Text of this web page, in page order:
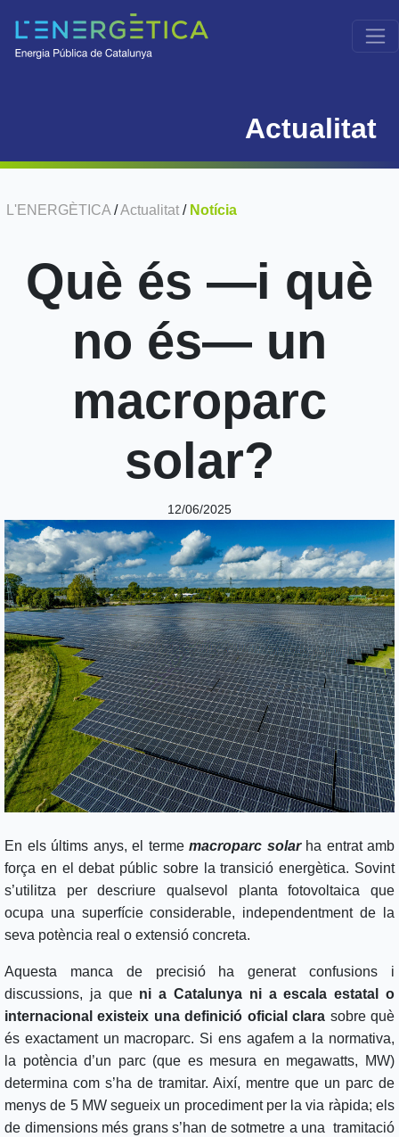
Actualitat
L'ENERGÈTICA /Actualitat / Notícia
Què és —i què
no és— un
macroparc
solar?
12/06/2025
En els últims anys, el terme macroparc solarha entrat amb
força en el debat públic sobre la transició energètica. Sovint
s’utilitza per descriure qualsevol planta fotovoltaica que
ocupa una superfície considerable, independentment de la
seva potència real o extensió concreta.
Aquesta manca de precisió ha generat confusions i
discussions, ja que ni a Catalunya ni a escala estatal o
internacional existeix una definició oficial clara sobre què
és exactament un macroparc. Si ens agafem a la normativa,
la potència d’un parc (que es mesura en megawatts, MW)
determina com s’ha de tramitar. Així, mentre que un parc de
menys de 5 MW segueix un procediment per la via ràpida; els
de dimensions més grans s’han de sotmetre a una tramitació